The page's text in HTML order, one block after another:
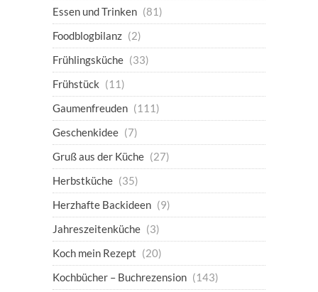
Essen und Trinken (81)
Foodblogbilanz (2)
Frühlingsküche (33)
Frühstück (11)
Gaumenfreuden (111)
Geschenkidee (7)
Gruß aus der Küche (27)
Herbstküche (35)
Herzhafte Backideen (9)
Jahreszeitenküche (3)
Koch mein Rezept (20)
Kochbücher – Buchrezension (143)